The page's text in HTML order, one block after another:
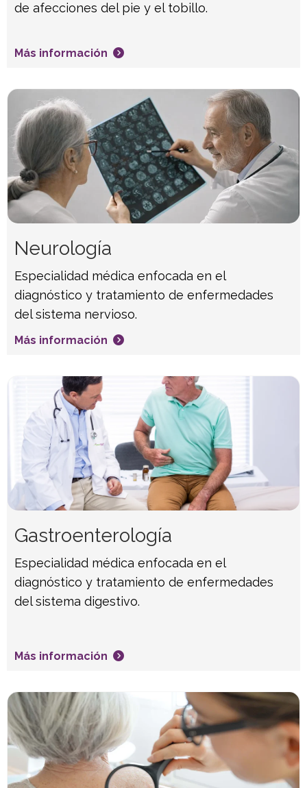
de afecciones del pie y el tobillo.
Más información
Neurología
Especialidad médica enfocada en el
diagnóstico y tratamiento de enfermedades
del sistema nervioso.
Más información
Gastroenterología
Especialidad médica enfocada en el
diagnóstico y tratamiento de enfermedades
del sistema digestivo.
Más información